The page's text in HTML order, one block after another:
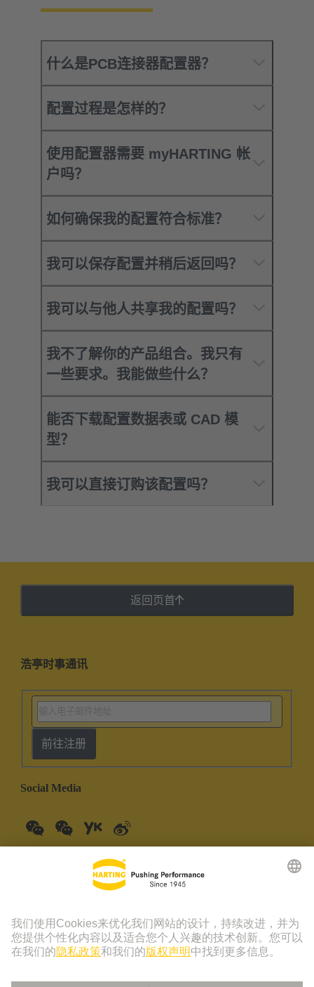
什么是PCB连接器配置器？
配置过程是怎样的？
使用配置器需要 myHARTING 帐
户吗？
如何确保我的配置符合标准？
我可以保存配置并稍后返回吗？
我可以与他人共享我的配置吗？
我不了解你的产品组合。我只有
一些要求。我能做些什么？
能否下载配置数据表或 CAD 模
型？
我可以直接订购该配置吗？
返回页首
浩亭时事通讯
前往注册
Social Media
© 浩亭技术集团 | 浩亭 (珠海) 制造有限公司 珠海市创新四路19
3510室 联系电话：+86 21 3418 9758， +86 400 176 1166